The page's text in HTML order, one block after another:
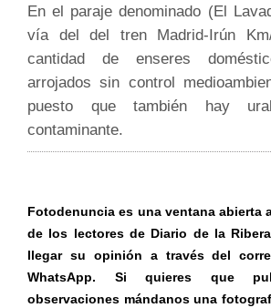
En el paraje denominado (El
vía del del tren Madrid-Irún
cantidad de enseres
arrojados sin control
puesto que también hay
contaminante.
Fotodenuncia es una ventana abierta
de los lectores de Diario de la
llegar su opinión a través del
WhatsApp. Si quieres que
observaciones mándanos una